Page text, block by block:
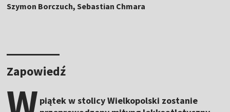
Szymon Borczuch, Sebastian Chmara
Zapowiedź
piątek w stolicy Wielkopolski zostanie